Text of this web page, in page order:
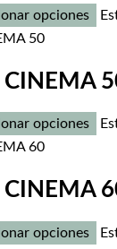
opciones
opciones
opciones